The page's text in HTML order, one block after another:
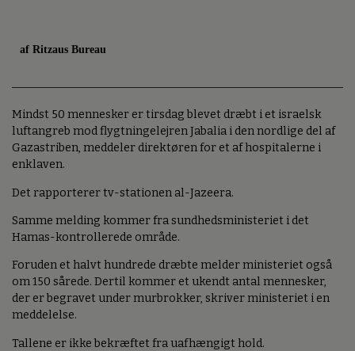
af Ritzaus Bureau
Mindst 50 mennesker er tirsdag blevet dræbt i et israelsk
luftangreb mod flygtningelejren Jabalia i den nordlige del af
Gazastriben, meddeler direktøren for et af hospitalerne i
enklaven.
Det rapporterer tv-stationen al-Jazeera.
Samme melding kommer fra sundhedsministeriet i det
Hamas-kontrollerede område.
Foruden et halvt hundrede dræbte melder ministeriet også
om 150 sårede. Dertil kommer et ukendt antal mennesker,
der er begravet under murbrokker, skriver ministeriet i en
meddelelse.
Tallene er ikke bekræftet fra uafhængigt hold.